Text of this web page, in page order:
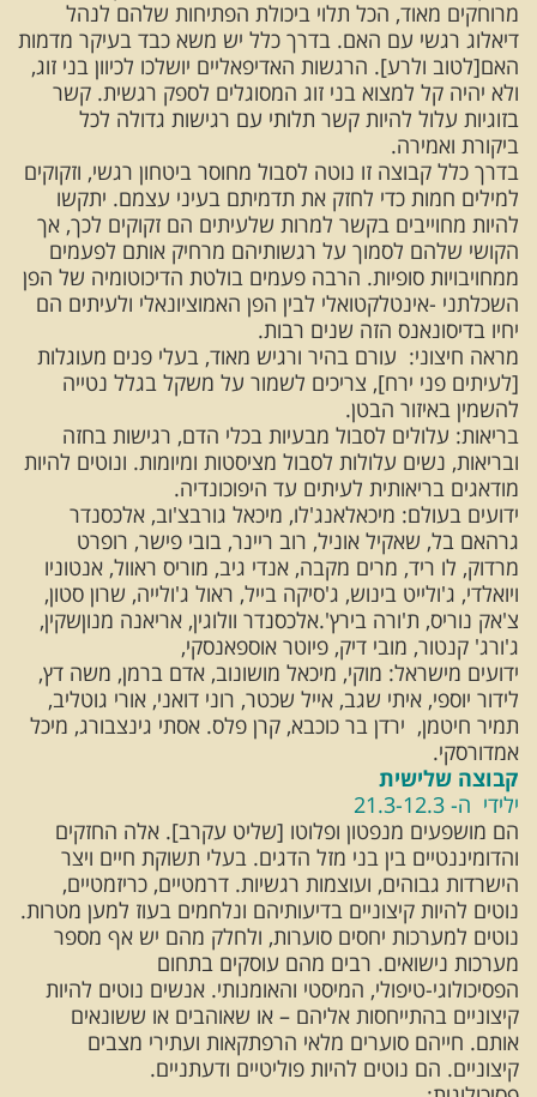
מרוחקים מאוד, הכל תלוי ביכולת הפתיחות שלהם לנהל
דיאלוג רגשי עם האם. בדרך כלל יש משא כבד בעיקר מדמות
האם[לטוב ולרע]. הרגשות האדיפאליים יושלכו לכיוון בני זוג,
ולא יהיה קל למצוא בני זוג המסוגלים לספק רגשית. קשר
בזוגיות עלול להיות קשר תלותי עם רגישות גדולה לכל
ביקורת ואמירה.
בדרך כלל קבוצה זו נוטה לסבול מחוסר ביטחון רגשי, וזקוקים
למילים חמות כדי לחזק את תדמיתם בעיני עצמם. יתקשו
להיות מחוייבים בקשר למרות שלעיתים הם זקוקים לכך, אך
הקושי שלהם לסמוך על רגשותיהם מרחיק אותם לפעמים
ממחויבויות סופיות. הרבה פעמים בולטת הדיכוטומיה של הפן
השכלתני -אינטלקטואלי לבין הפן האמוציונאלי ולעיתים הם
יחיו בדיסונאנס הזה שנים רבות.
מראה חיצוני: עורם בהיר ורגיש מאוד, בעלי פנים מעוגלות
[לעיתים פני ירח], צריכים לשמור על משקל בגלל נטייה
להשמין באיזור הבטן.
בריאות: עלולים לסבול מבעיות בכלי הדם, רגישות בחזה
ובריאות, נשים עלולות לסבול מציסטות ומיומות. ונוטים להיות
מודאגים בריאותית לעיתים עד היפוכונדיה.
ידועים בעולם: מיכאלאנג'לו, מיכאל גורבצ'וב, אלכסנדר
גרהאם בל, שאקיל אוניל, רוב ריינר, בובי פישר, רופרט
מרדוק, לו ריד, מרים מקבה, אנדי גיב, מוריס ראוול, אנטוניו
ויואלדי, ג'ולייט בינוש, ג'סיקה בייל, ראול ג'ולייה, שרון סטון,
צ'אק נוריס, ת'ורה בירץ'.אלכסנדר וולוגין, אריאנה מנוןשקין,
ג'ורג' קנטור, מובי דיק, פיוטר אוספאנסקי,
ידועים מישראל: מוקי, מיכאל מושונוב, אדם ברמן, משה דץ,
לידור יוספי, איתי שגב, אייל שכטר, רוני דואני, אורי גוטליב,
תמיר חיטמן, ירדן בר כוכבא, קרן פלס. אסתי גינצבורג, מיכל
אמדורסקי.
קבוצה שלישית
ילידי ה- 21.3-12.3
הם מושפעים מנפטון ופלוטו [שליט עקרב]. אלה החזקים
והדומיננטיים בין בני מזל הדגים. בעלי תשוקת חיים ויצר
הישרדות גבוהים, ועוצמות רגשיות. דרמטיים, כריזמטיים,
נוטים להיות קיצוניים בדיעותיהם ונלחמים בעוז למען מטרות.
נוטים למערכות יחסים סוערות, ולחלק מהם יש אף מספר
מערכות נישואים. רבים מהם עוסקים בתחום
הפסיכולוגי-טיפולי, המיסטי והאומנותי. אנשים נוטים להיות
קיצוניים בהתייחסות אליהם – או שאוהבים או ששונאים
אותם. חייהם סוערים מלאי הרפתקאות ועתירי מצבים
קיצוניים. הם נוטים להיות פוליטיים ודעתניים.